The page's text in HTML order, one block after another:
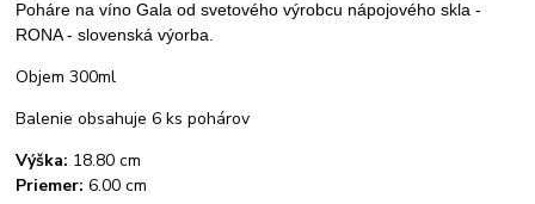
Poháre na víno Gala od svetového výrobcu nápojového skla -
RONA - slovenská výorba.
Objem 300ml
Balenie obsahuje 6 ks pohárov
Výška: 18.80 cm
Priemer:6.00 cm